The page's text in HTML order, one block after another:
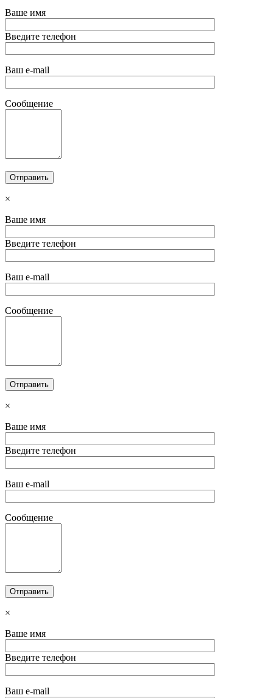
Ваше имя
Введите телефон
Ваш e-mail
Сообщение
×
Ваше имя
Введите телефон
Ваш e-mail
Сообщение
×
Ваше имя
Введите телефон
Ваш e-mail
Сообщение
×
Ваше имя
Введите телефон
Ваш e-mail